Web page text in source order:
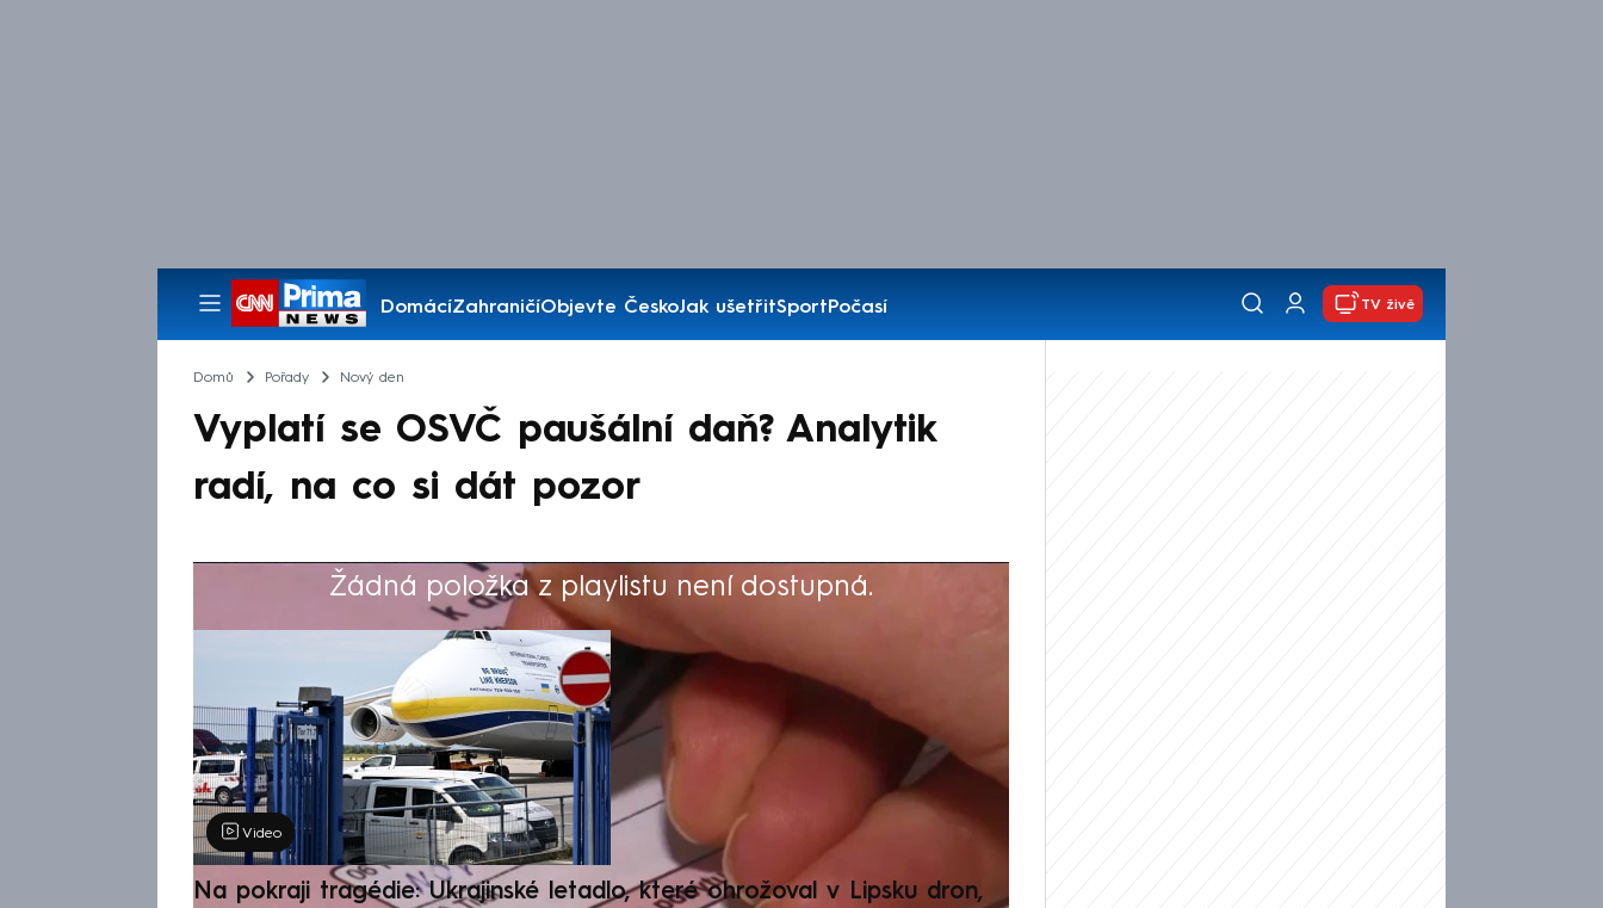
DomácíZahraničíObjevte ČeskoJak ušetřitSportPočasí
Pořady
TV živě
Domů Pořady Nový den
Vyplatí se OSVČ paušální daň? Analytik
radí, na co si dát pozor
Žádná položka z playlistu není dostupná.
Výběr redakce
Video
Na pokraji tragédie: Ukrajinské letadlo, které ohrožoval v Lipsku dron,